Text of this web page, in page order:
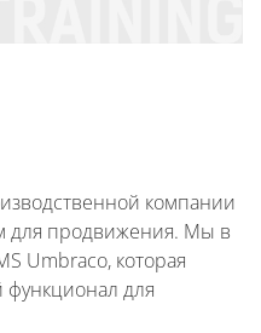
компании
для продвижения. Мы в
Umbraco, которая
для